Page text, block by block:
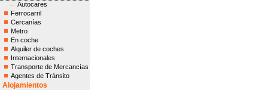
Autocares
Ferrocarril
Cercanías
Metro
En coche
Alquiler de coches
Internacionales
Transporte de Mercancías
Agentes de Tránsito
Alojamientos